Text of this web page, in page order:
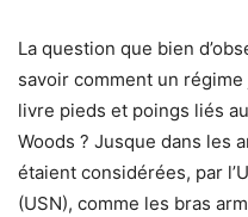
La question que bien
savoir comment un
livre pieds et poings liés
Woods ? Jusque dans les
étaient considérées, par
(USN), comme les bras